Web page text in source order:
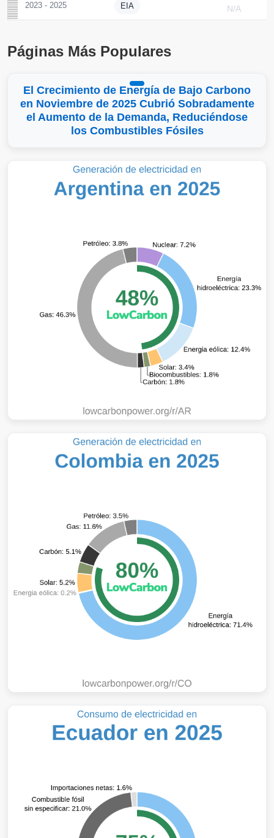
2023 - 2025 EIA N/A
Páginas Más Populares
El Crecimiento de Energía de Bajo Carbono
en Noviembre de 2025 Cubrió Sobradamente
el Aumento de la Demanda, Reduciéndose
los Combustibles Fósiles